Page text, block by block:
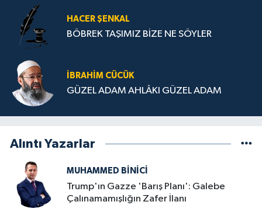
HACER ŞENKAL
BÖBREK TAŞIMIZ BİZE NE SÖYLER
İBRAHIM CÜCÜK
GÜZEL ADAM AHLÂKI GÜZEL ADAM
Alıntı Yazarlar
MUHAMMED BINICI
Trump'ın Gazze 'Barış Planı': Galebe
Çalınamamışlığın Zafer İlanı